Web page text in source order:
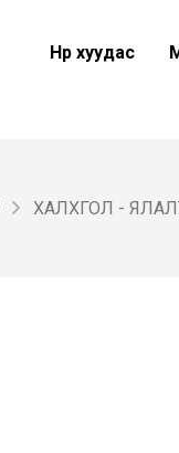
Нүүр хуудас
ХАЛХГОЛ -